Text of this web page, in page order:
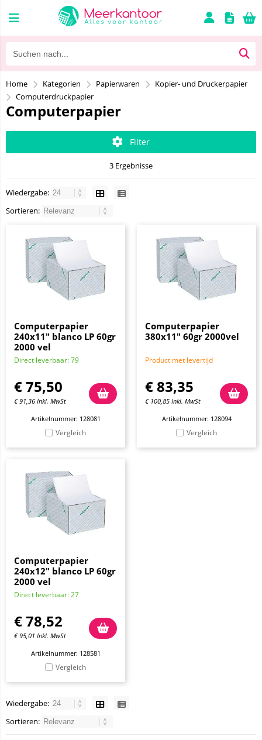
Home Kategorien Papierwaren
Kopier- und Druckerpapier
Computerdruckpapier
Computerpapier
Filter
3 Ergebnisse
Wiedergabe:
Sortieren:
Computerpapier
240x11" blanco LP 60gr
2000 vel
Direct leverbaar: 79
€75,50
€91,36 Inkl. MwSt
Artikelnummer: 128081
Vergleich
Computerpapier
380x11" 60gr 2000vel
Product met levertijd
€83,35
€ 100,85 Inkl. MwSt
Artikelnummer: 128094
Vergleich
Computerpapier
240x12" blanco LP 60gr
2000 vel
Direct leverbaar: 27
€78,52
€95,01 Inkl. MwSt
Artikelnummer: 128581
Vergleich
Wiedergabe:
Sortieren: